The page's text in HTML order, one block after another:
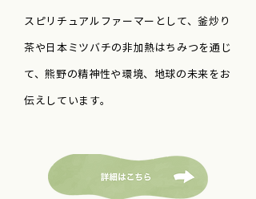
スピリチュアルファーマーとして、釜炒り
茶や日本ミツバチの非加熱はちみつを通じ
て、熊野の精神性や環境、地球の未来をお
伝えしています。